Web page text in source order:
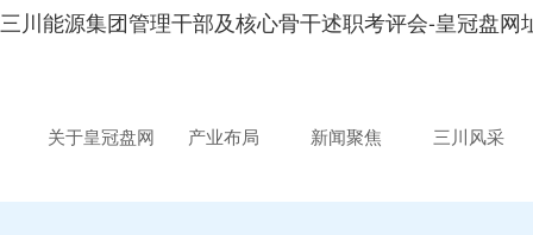
三川能源集团管理干部及核心骨干述职考评会-皇冠盘网
关于皇冠盘网 产业布局 新闻聚焦 三川风采